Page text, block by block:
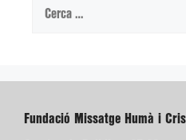
Cerca:
Fundació Missatge Humà i